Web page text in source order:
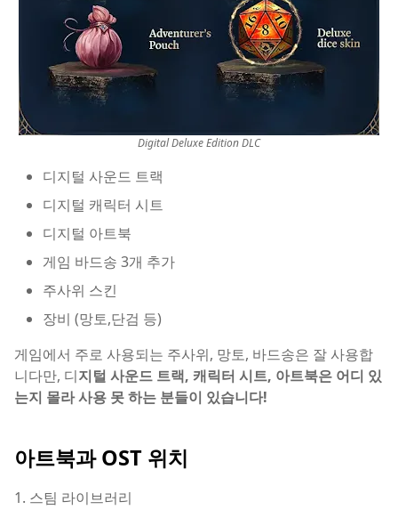
Digital Deluxe Edition DLC
디지털 사운드 트랙
디지털 캐릭터 시트
디지털 아트북
게임 바드송 3개 추가
주사위 스킨
장비 (망토,단검 등)
게임에서 주로 사용되는 주사위, 망토, 바드송은 잘 사용합
니다만, 디지털 사운드 트랙, 캐릭터 시트, 아트북은 어디 있
는지 몰라 사용 못 하는 분들이 있습니다!
아트북과 OST 위치
1. 스팀 라이브러리